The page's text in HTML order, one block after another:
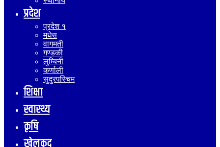
प्रदेश
प्रदेश १
मधेस
वागमती
गण्डकी
लुम्बिनी
कर्णाली
सुदुरपस्चिम
शिक्षा
स्वास्थ्य
कृषि